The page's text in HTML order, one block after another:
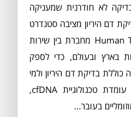
לא חודרנית שמעניקה
דם היריון מציבה סטנדרט
חדש של נוחות ואמינות. Human Test מחברת בין שירות
בארץ ובעולם, כדי לספק
בדיקת דם היריון ולמי
היא מתאימה במרכז התהליך עומדת טכנולוגיית cfDNA,
בעובר...